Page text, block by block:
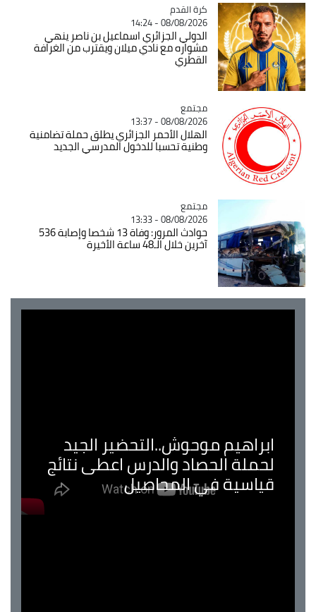
Catégorie
كرة القدم
08/08/2026 - 14:24
الدولي الجزائري اسماعيل بن ناصر ينهي
مشواره مع نادي ميلان ويقترب من الغرافة
القطري
Catégorie
مجتمع
08/08/2026 - 13:37
الهلال الأحمر الجزائري يطلق حملة تضامنية
وطنية تحسبا للدخول المدرسي الجديد
Catégorie
مجتمع
08/08/2026 - 13:33
حوادث المرور: وفاة 13 شخصا وإصابة 536
آخرين خلال الـ48 ساعة الأخيرة
ابراهيم موحوش..التحضير الجيد
لحملة الحصاد والدرس اعطى نتائج
قياسية في المحاصيل